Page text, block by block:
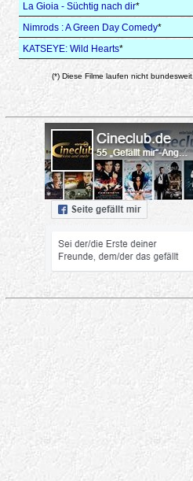
La Gioia - Süchtig nach dir*
Nimrods : A Green Day Comedy*
KATSEYE: Wild Hearts*
(*) Diese Filme laufen nicht bundesweit.